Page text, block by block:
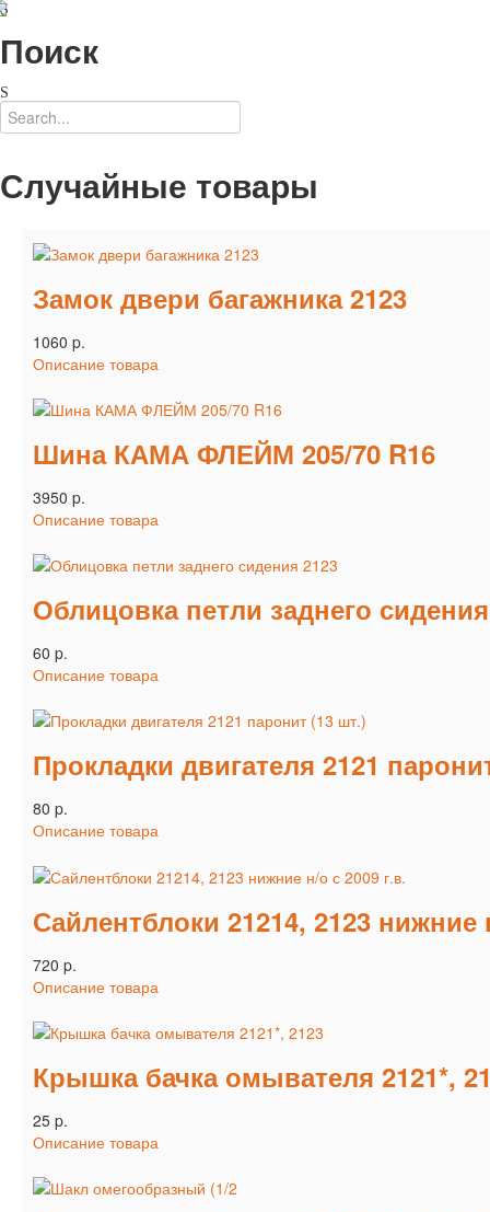
Поиск
Случайные товары
Замок двери багажника 2123
1060 p.
Описание товара
Шина КАМА ФЛЕЙМ 205/70 R16
3950 p.
Описание товара
Облицовка петли заднего
60 p.
Описание товара
Прокладки двигателя 2121
80 p.
Описание товара
Сайлентблоки 21214, 2123
720 p.
Описание товара
Крышка бачка омывателя 2121*,
25 p.
Описание товара